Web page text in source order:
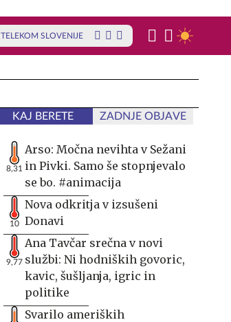
TELEKOM SLOVENIJE
KAJ BERETE ZADNJE OBJAVE
8,31
Arso: Močna nevihta v Sežani
in Pivki. Samo še stopnjevalo
se bo. #animacija
10
Nova odkritja v izsušeni
Donavi
9,77
Ana Tavčar srečna v novi
službi: Ni hodniških govoric,
kavic, šušljanja, igric in
politike
Svarilo ameriških